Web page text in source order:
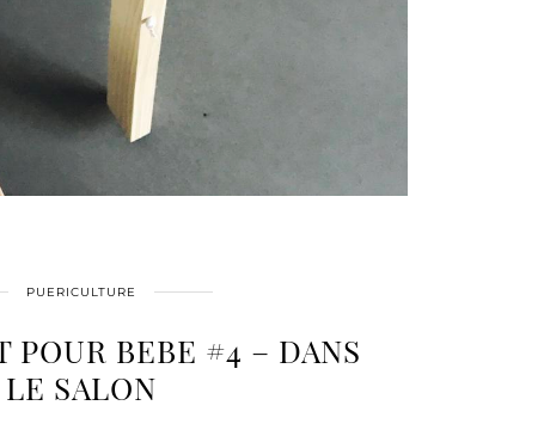
PUERICULTURE
POUR BEBE #4 – DANS
LE SALON